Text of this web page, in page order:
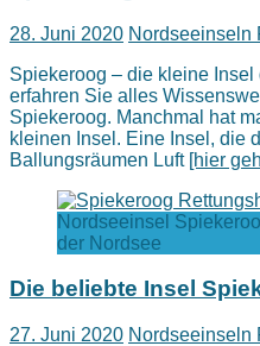
28. Juni 2020 Nordseeinseln
Spiekeroog – die kleine Insel
erfahren Sie alles
Spiekeroog. Manchmal hat
kleinen Insel. Eine Insel, die
Ballungsräumen Luft [hier
Nordseeinsel
der Nordsee
Die beliebte Insel
27. Juni 2020 Nordseeinseln